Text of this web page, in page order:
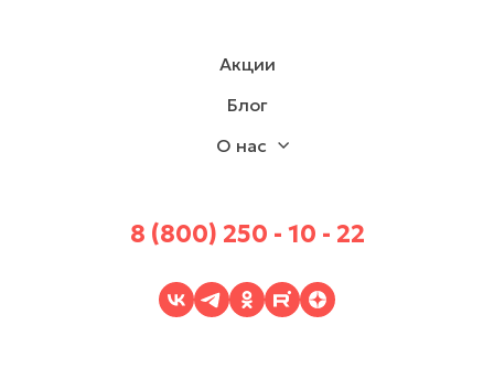
Акции
Блог
О нас
8 (800) 250 - 10 - 22